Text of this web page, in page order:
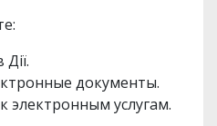
документы.
электронным услугам.